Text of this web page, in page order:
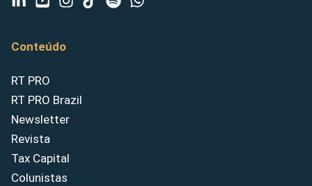
Conteúdo
RT PRO
RT PRO Brazil
Newsletter
Revista
Tax Capital
Colunistas